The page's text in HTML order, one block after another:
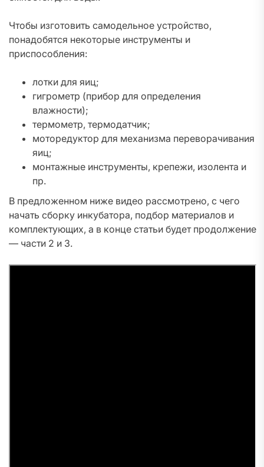
Чтобы изготовить самодельное устройство,
понадобятся некоторые инструменты и
приспособления:
лотки для яиц;
гигрометр (прибор для определения
влажности);
термометр, термодатчик;
моторедуктор для механизма переворачивания
яиц;
монтажные инструменты, крепежи, изолента и
пр.
В предложенном ниже видео рассмотрено, с чего
начать сборку инкубатора, подбор материалов и
комплектующих, а в конце статьи будет продолжение
— части 2 и 3.